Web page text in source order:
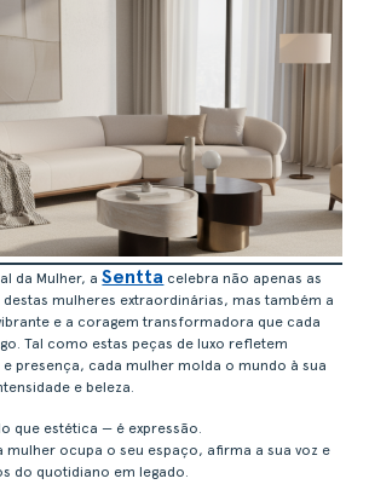
da Mulher, aSentta celebra não apenas as
mulheres extraordinárias, mas também a
e a coragem transformadora que cada
Tal como estas peças de luxo refletem
presença, cada mulher molda o mundo à sua
e beleza.
que estética — é expressão.
ocupa o seu espaço, afirma a sua voz e
do quotidiano em legado.